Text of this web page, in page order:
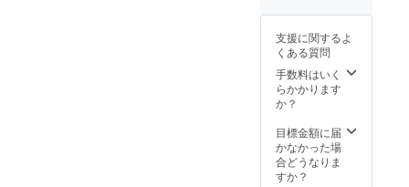
談させ
ていた
だきま
す。
色紙に
サイン
かをお
選びく
ださ
い。 ※
2022年
8月 品
名 :
限定ス
カーと
KYARA
(MIGHT
Y JAM
ハイエ
ストマ
ウンテ
マンが
ます。
また、
出演者
全員の
ハイエ
ストマ
ウンテ
支援に関するよ
くある質問
手数料はいく
らかかります
か？
目標金額に届
かなかった場
合どうなりま
すか？